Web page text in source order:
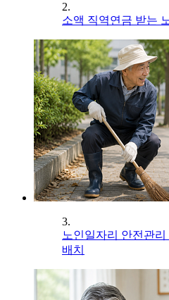
2.
소액 직역연금 받는
3.
노인일자리 안전관
배치